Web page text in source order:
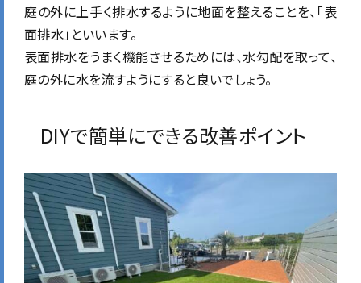
庭の外に上手く排水するように地面を整えることを、「表
面排水」といいます。
表面排水をうまく機能させるためには、水勾配を取って、
庭の外に水を流すようにすると良いでしょう。
DIYで簡単にできる改善ポイント